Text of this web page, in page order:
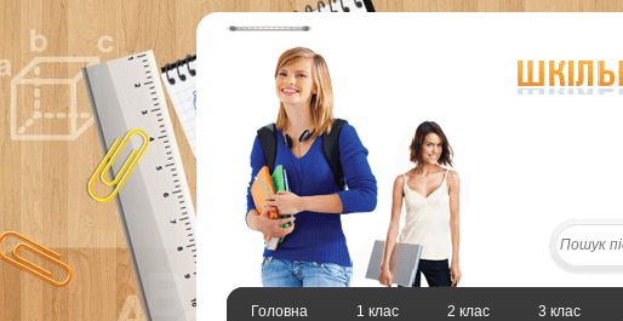
Головна 1 клас 2 клас 3 клас